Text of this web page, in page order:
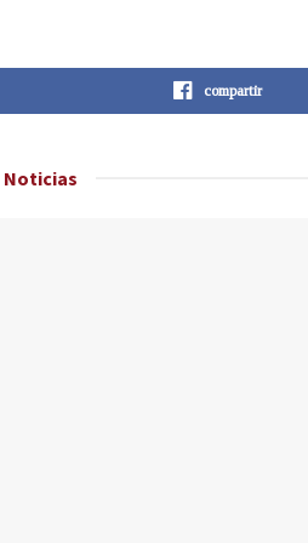
compartir
Noticias